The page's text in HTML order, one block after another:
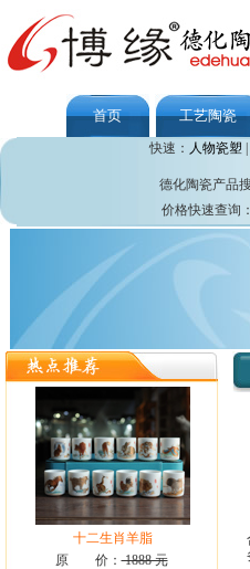
首页 工艺陶瓷
快速： 人物瓷塑
德化陶瓷产品
价格快速查询：
十二生肖羊脂
原 价：1888 元